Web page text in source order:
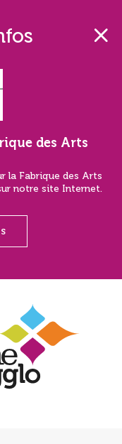
des Arts
la Fabrique des Arts
notre site Internet.